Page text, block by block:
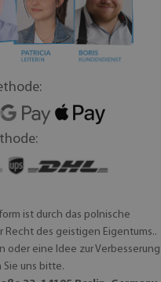
ist durch das polnische
des geistigen Eigentums..
oder eine Idee zur Verbesserung
uns bitte.